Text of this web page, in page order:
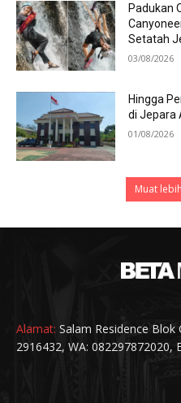
Padukan
Setatah
03/08/2026
Hingga
di Jepara
01/08/2026
Muat
Alamat: Salam Residence Blok
2916432, WA: 082297872020,